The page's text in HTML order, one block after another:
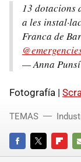
13 dotacions
a les
Franca de
— Anna
Fotografía |
FACEBOOKTWITTER
TEMAS